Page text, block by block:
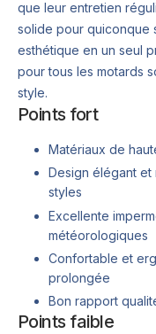
que leur entretien
solide pour quiconque
esthétique en un seul
pour tous les motards
style.
Points fort
Matériaux de
Design élégant et
styles
Excellente
météorologiques
Confortable et
prolongée
Bon rapport
Points faible